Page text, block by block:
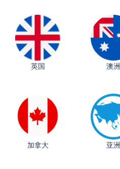
英国 澳洲
加拿大 亚洲